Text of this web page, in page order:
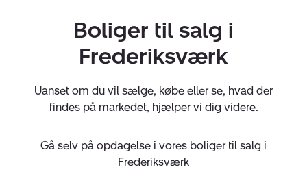
CVR:40 46 77 69
Boliger til salg i
Frederiksværk
Uanset om du vil sælge, købe eller se, hvad der
findes på markedet, hjælper vi dig videre.
Gå selv på opdagelse i vores boliger til salg i
Frederiksværk